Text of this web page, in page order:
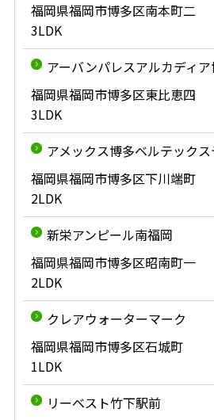
福岡県福岡市博多区南本町二
3LDK
アーバンパレスアルカディ
福岡県福岡市博多区東比恵四
3LDK
アメックス博多ベルテック
福岡県福岡市博多区下川端町
2LDK
新栄アンピール南福岡
福岡県福岡市博多区昭南町一
2LDK
クレアウォーターマーク
福岡県福岡市博多区石城町
1LDK
リーベスト竹下駅前